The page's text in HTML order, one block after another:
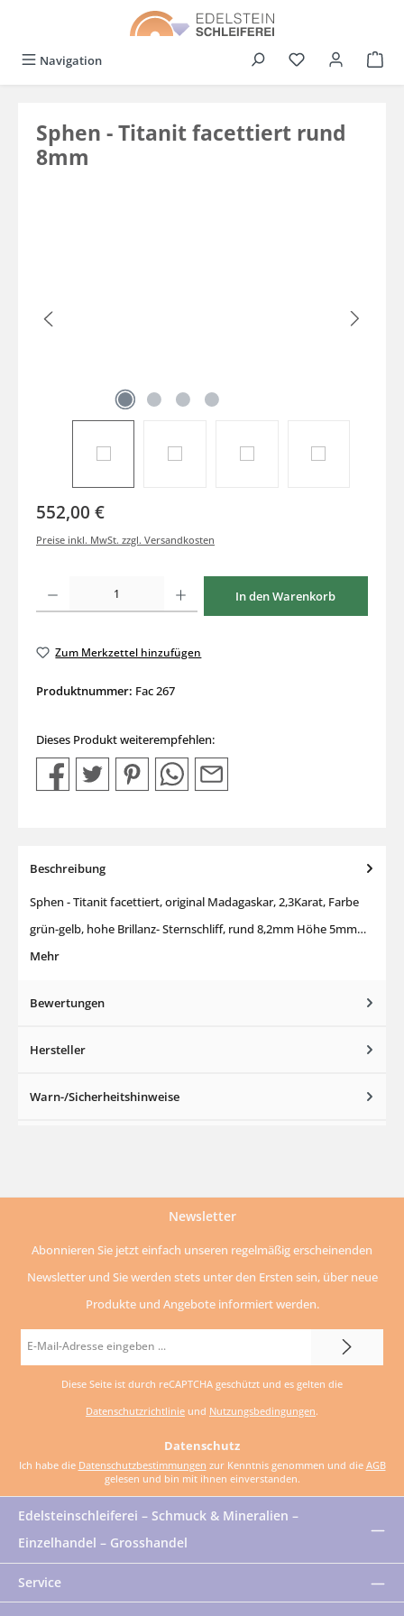
Navigation Du hast 0
Sphen - Titanit facettiert rund
8mm
552,00 €
Preise inkl. MwSt. zzgl. Versandkosten
Produkt Anzahl: Gib den gewünschten Wert ein oder benutze die Schaltflächen um
In den Warenkorb
Zum Merkzettel hinzufügen
Produktnummer: Fac 267
Dieses Produkt weiterempfehlen:
Beschreibung
Sphen - Titanit facettiert, original Madagaskar, 2,3Karat, Farbe
grün-gelb, hohe Brillanz- Sternschliff, rund 8,2mm Höhe 5mm…
Mehr
Bewertungen
Hersteller
Warn-/Sicherheitshinweise
Newsletter
Abonnieren Sie jetzt einfach unseren regelmäßig erscheinenden
Newsletter und Sie werden stets unter den Ersten sein, über neue
Produkte und Angebote informiert werden.
E-
Mail-
Diese Seite ist durch reCAPTCHA geschützt und es gelten die
Datenschutzrichtlinie und Nutzungsbedingungen.
Datenschutz
Ich habe die Datenschutzbestimmungen zur Kenntnis genommen und die AGB
gelesen und bin mit ihnen einverstanden.
Edelsteinschleiferei – Schmuck & Mineralien –
Einzelhandel – Grosshandel
Service